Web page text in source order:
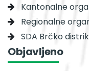
Kantonalne
Regionalne
SDA Brčko
Objavljeno